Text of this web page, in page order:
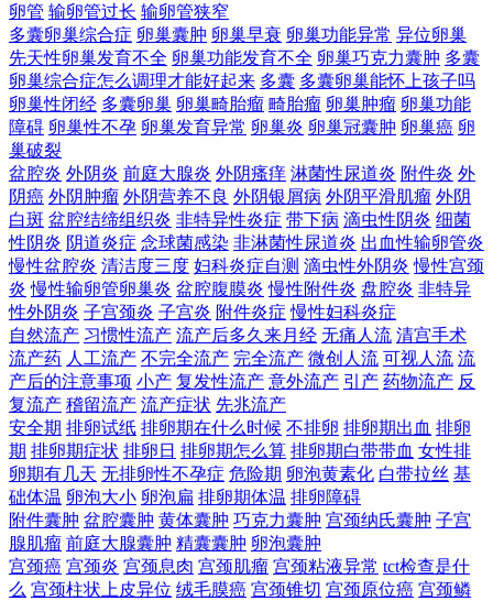
卵管 输卵管过长 输卵管狭窄
多囊卵巢综合症 卵巢囊肿 卵巢早衰 卵巢功能异常 异位卵巢
先天性卵巢发育不全 卵巢功能发育不全 卵巢巧克力囊肿 多囊
卵巢综合症怎么调理才能好起来 多囊 多囊卵巢能怀上孩子吗
卵巢性闭经 多囊卵巢 卵巢畸胎瘤 畸胎瘤 卵巢肿瘤 卵巢功能
障碍 卵巢性不孕 卵巢发育异常 卵巢炎 卵巢冠囊肿 卵巢癌 卵
巢破裂
盆腔炎 外阴炎 前庭大腺炎 外阴瘙痒 淋菌性尿道炎 附件炎 外
阴癌 外阴肿瘤 外阴营养不良 外阴银屑病 外阴平滑肌瘤 外阴
白斑 盆腔结缔组织炎 非特异性炎症 带下病 滴虫性阴炎 细菌
性阴炎 阴道炎症 念球菌感染 非淋菌性尿道炎 出血性输卵管炎
慢性盆腔炎 清洁度三度 妇科炎症自测 滴虫性外阴炎 慢性宫颈
炎 慢性输卵管卵巢炎 盆腔腹膜炎 慢性附件炎 盘腔炎 非特异
性外阴炎 子宫颈炎 子宫炎 附件炎症 慢性妇科炎症
自然流产 习惯性流产 流产后多久来月经 无痛人流 清宫手术
流产药 人工流产 不完全流产 完全流产 微创人流 可视人流 流
产后的注意事项 小产 复发性流产 意外流产 引产 药物流产 反
复流产 稽留流产 流产症状 先兆流产
安全期 排卵试纸 排卵期在什么时候 不排卵 排卵期出血 排卵
期 排卵期症状 排卵日 排卵期怎么算 排卵期白带带血 女性排
卵期有几天 无排卵性不孕症 危险期 卵泡黄素化 白带拉丝 基
础体温 卵泡大小 卵泡扁 排卵期体温 排卵障碍
附件囊肿 盆腔囊肿 黄体囊肿 巧克力囊肿 宫颈纳氏囊肿 子宫
腺肌瘤 前庭大腺囊肿 精囊囊肿 卵泡囊肿
宫颈癌 宫颈炎 宫颈息肉 宫颈肌瘤 宫颈粘液异常 tct检查是什
么 宫颈柱状上皮异位 绒毛膜癌 宫颈锥切 宫颈原位癌 宫颈鳞